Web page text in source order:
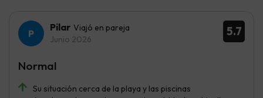
5.7
Pilar Viajó en pareja
Junio 2026
Su situación cerca de la playa y las piscinas
Normal